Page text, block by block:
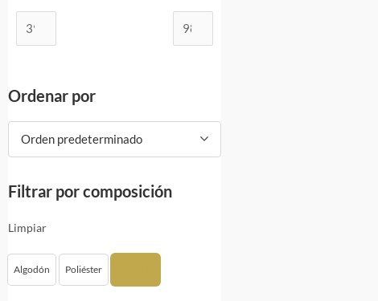
Ordenar por
Orden predeterminado
Filtrar por composición
Limpiar
Algodón Poliéster